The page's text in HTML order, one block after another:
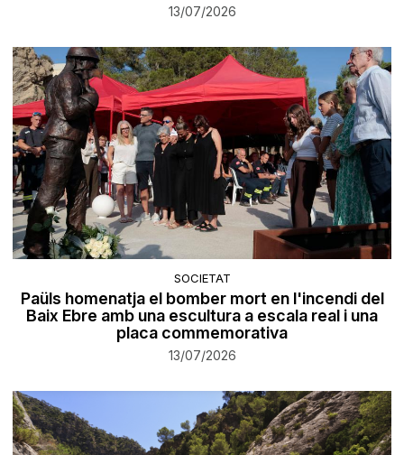
13/07/2026
SOCIETAT
Paüls homenatja el bomber mort en l'incendi del
Baix Ebre amb una escultura a escala real i una
placa commemorativa
13/07/2026